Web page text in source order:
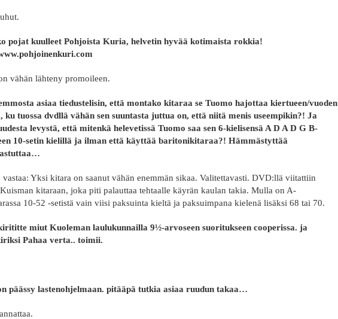
pojat kuulleet Pohjoista Kuria, helvetin hyvää kotimaista rokkia!
vähän lähteny promoileen.
asiaa tiedustelisin, että montako kitaraa se Tuomo hajottaa kiertueen/vuoden
ku tuossa dvdllä vähän sen suuntasta juttua on, että niitä menis useempikin?! Ja
levystä, että mitenkä helevetissä Tuomo saa sen 6-kielisensä A D A D G B-
10-setin kielillä ja ilman että käyttää baritonikitaraa?! Hämmästyttää
vastaa: Yksi kitara on saanut vähän enemmän sikaa. Valitettavasti. DVD:llä viitattiin
kitaraan, joka piti palauttaa tehtaalle käyrän kaulan takia. Mulla on A-
10-52 -setistä vain viisi paksuinta kieltä ja paksuimpana kielenä lisäksi 68 tai 70.
miut Kuoleman laulukunnailla 9½-arvoseen suoritukseen cooperissa. ja
Pahaa verta.. toimii.
päässy lastenohjelmaan. pitääpä tutkia asiaa ruudun takaa…